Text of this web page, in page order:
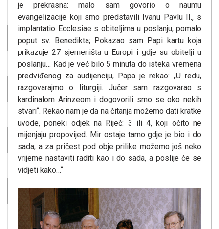
je prekrasna: malo sam govorio o naumu
evangelizacije koji smo predstavili Ivanu Pavlu II., s
implantatio Ecclesiae s obiteljima u poslanju, pomalo
poput sv. Benedikta; Pokazao sam Papi kartu koja
prikazuje 27 sjemeništa u Europi i gdje su obitelji u
poslanju… Kad je već bilo 5 minuta do isteka vremena
predviđenog za audijenciju, Papa je rekao: „U redu,
razgovarajmo o liturgiji. Jučer sam razgovarao s
kardinalom Arinzeom i dogovorili smo se oko nekih
stvari“. Rekao nam je da na čitanja možemo dati kratke
uvode, poneki odjek na Riječ: 3 ili 4, koji očito ne
mijenjaju propovijed. Mir ostaje tamo gdje je bio i do
sada; a za pričest pod obje prilike možemo još neko
vrijeme nastaviti raditi kao i do sada, a poslije će se
vidjeti kako…“